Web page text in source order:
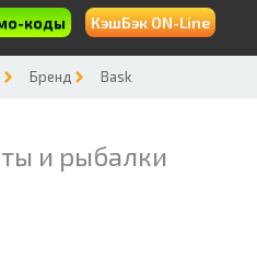
коды КэшБэк ON-Line
Бренд Bask
и рыбалки